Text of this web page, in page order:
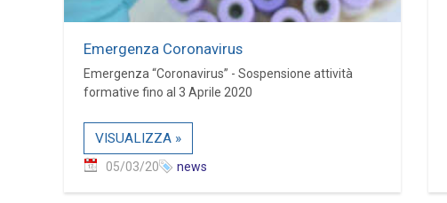
Emergenza Coronavirus
Emergenza “Coronavirus” - Sospensione attività
formative fino al 3 Aprile 2020
VISUALIZZA »
05/03/20 news